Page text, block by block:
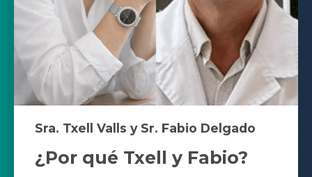
Sra. Txell Valls y Sr. Fabio Delgado
¿Por qué Txell y Fabio?